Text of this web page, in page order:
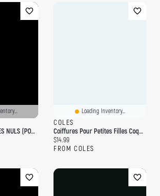
GENEALOGIE POUR LES NULS (POCHE)
Loading Inventory...
COLES
Coiffures Pour Petites Filles Coquettes
Current price:
$14.99
FROM COLES